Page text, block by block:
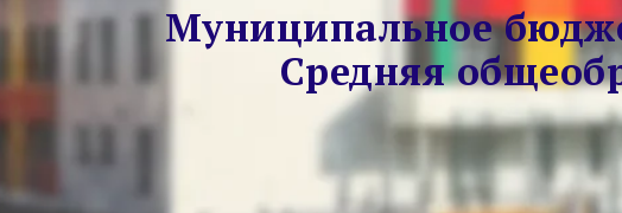
Муниципальное
Средняя